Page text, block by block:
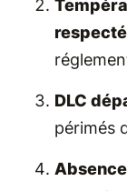
DLC
périmés